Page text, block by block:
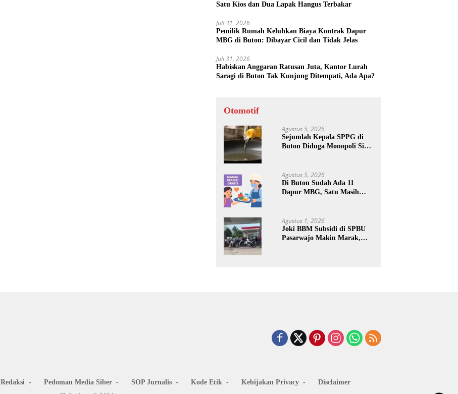
Satu Kios dan Dua Lapak Hangus Terbakar
Juli 31, 2026
Pemilik Rumah Keluhkan Biaya Kontrak Dapur
MBG di Buton: Dibayar Cicil dan Tidak Jelas
Juli 31, 2026
Habiskan Anggaran Ratusan Juta, Kantor Lurah
Saragi di Buton Tak Kunjung Ditempati, Ada Apa?
Otomotif
Agustus 5, 2026
Sejumlah Kepala SPPG di
Buton Diduga Monopoli Sisa
Keuntungan Pribadi
Agustus 5, 2026
Di Buton Sudah Ada 11
Dapur MBG, Satu Masih
Agustus 1, 2026
Joki BBM Subsidi di SPBU
Pasarwajo Makin Marak,
Redaksi Pedoman Media Siber SOP Jurnalis Kode Etik Kebijakan Privacy
Disclaimer